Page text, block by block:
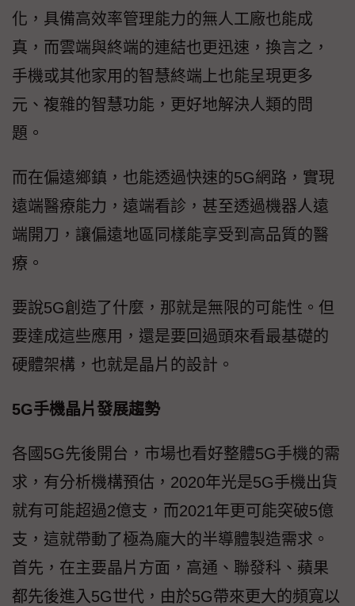
化，具備高效率管理能力的無人工廠也能成
真，而雲端與終端的連結也更迅速，換言之，
手機或其他家用的智慧終端上也能呈現更多
元、複雜的智慧功能，更好地解決人類的問
題。
而在偏遠鄉鎮，也能透過快速的5G網路，實現
遠端醫療能力，遠端看診，甚至透過機器人遠
端開刀，讓偏遠地區同樣能享受到高品質的醫
療。
要說5G創造了什麼，那就是無限的可能性。但
要達成這些應用，還是要回過頭來看最基礎的
硬體架構，也就是晶片的設計。
5G手機晶片發展趨勢
各國5G先後開台，市場也看好整體5G手機的需
求，有分析機構預估，2020年光是5G手機出貨
就有可能超過2億支，而2021年更可能突破5億
支，這就帶動了極為龐大的半導體製造需求。
首先，在主要晶片方面，高通、聯發科、蘋果
都先後進入5G世代，由於5G帶來更大的頻寬以